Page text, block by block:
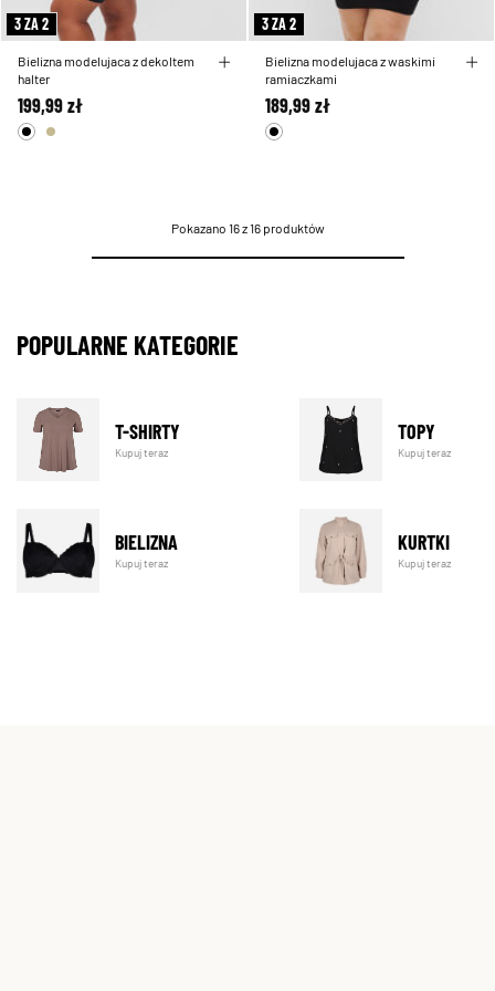
3 ZA 2
Bielizna modelujaca z dekoltem
halter
199,99 zł
3 ZA 2
Bielizna modelujaca z waskimi
ramiaczkami
189,99 zł
Pokazano 16 z 16 produktów
POPULARNE KATEGORIE
T-SHIRTY
Kupuj teraz
TOPY
Kupuj teraz
BIELIZNA
Kupuj teraz
KURTKI
Kupuj teraz